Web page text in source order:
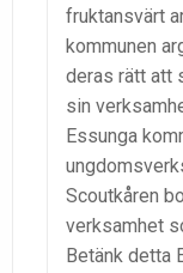
fruktansvärt
kommunen
deras rätt att
sin
Essunga
Scoutkåren
verksamhet
Betänk detta